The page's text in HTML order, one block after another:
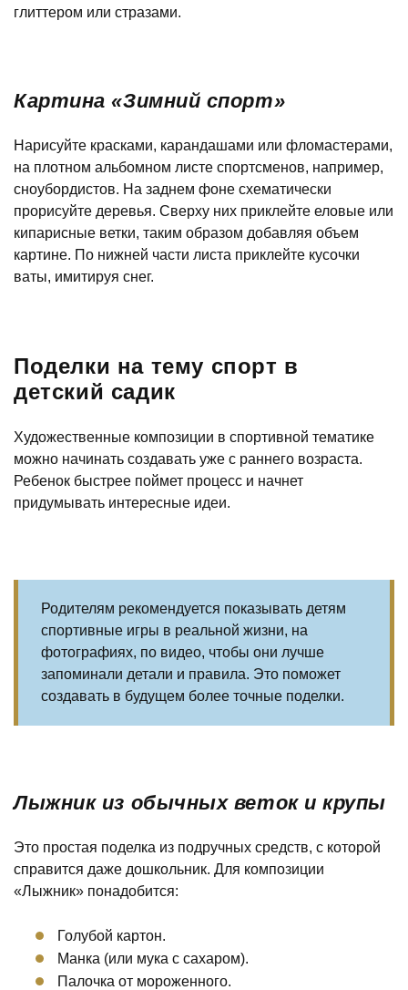
глиттером или стразами.
Картина «Зимний спорт»
Нарисуйте красками, карандашами или фломастерами,
на плотном альбомном листе спортсменов, например,
сноубордистов. На заднем фоне схематически
прорисуйте деревья. Сверху них приклейте еловые или
кипарисные ветки, таким образом добавляя объем
картине. По нижней части листа приклейте кусочки
ваты, имитируя снег.
Поделки на тему спорт в
детский садик
Художественные композиции в спортивной тематике
можно начинать создавать уже с раннего возраста.
Ребенок быстрее поймет процесс и начнет
придумывать интересные идеи.
Родителям рекомендуется показывать детям
спортивные игры в реальной жизни, на
фотографиях, по видео, чтобы они лучше
запоминали детали и правила. Это поможет
создавать в будущем более точные поделки.
Лыжник из обычных веток и крупы
Это простая поделка из подручных средств, с которой
справится даже дошкольник. Для композиции
«Лыжник» понадобится:
Голубой картон.
Манка (или мука с сахаром).
Палочка от мороженного.